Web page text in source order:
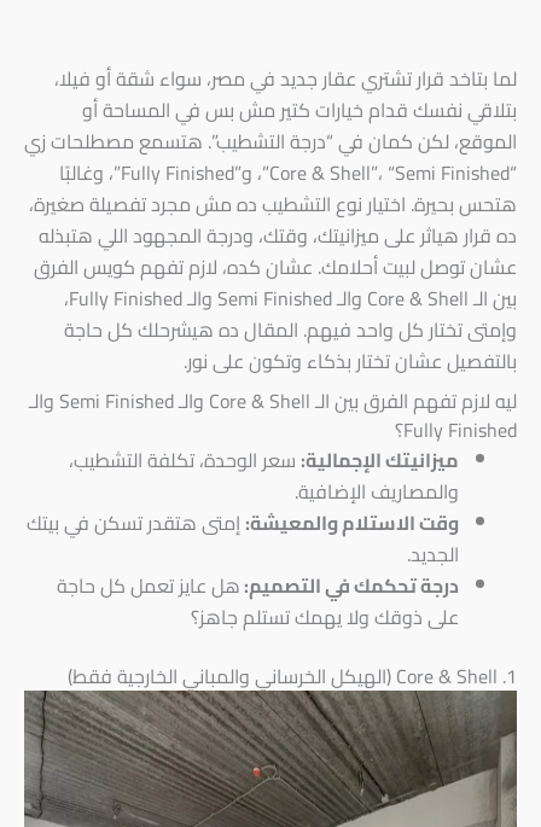
لما بتاخد قرار تشتري عقار جديد في مصر، سواء شقة أو فيلا،
بتلاقي نفسك قدام خيارات كتير مش بس في المساحة أو
الموقع، لكن كمان في “درجة التشطيب”. هتسمع مصطلحات زي
“Core & Shell”، “Semi Finished”، و”Fully Finished”، وغالبًا
هتحس بحيرة. اختيار نوع التشطيب ده مش مجرد تفصيلة صغيرة،
ده قرار هياثر على ميزانيتك، وقتك، ودرجة المجهود اللي هتبذله
عشان توصل لبيت أحلامك. عشان كده، لازم تفهم كويس الفرق
بين الـ Core & Shell والـ Semi Finished والـ Fully Finished،
وإمتى تختار كل واحد فيهم. المقال ده هيشرحلك كل حاجة
بالتفصيل عشان تختار بذكاء وتكون على نور.
ليه لازم تفهم الفرق بين الـ Core & Shell والـ Semi Finished والـ
Fully Finished؟
ميزانيتك الإجمالية: سعر الوحدة، تكلفة التشطيب،
والمصاريف الإضافية.
وقت الاستلام والمعيشة:إمتى هتقدر تسكن في بيتك
الجديد.
درجة تحكمك في التصميم:هل عايز تعمل كل حاجة
على ذوقك ولا يهمك تستلم جاهز؟
1. Core & Shell (الهيكل الخرساني والمباني الخارجية فقط)